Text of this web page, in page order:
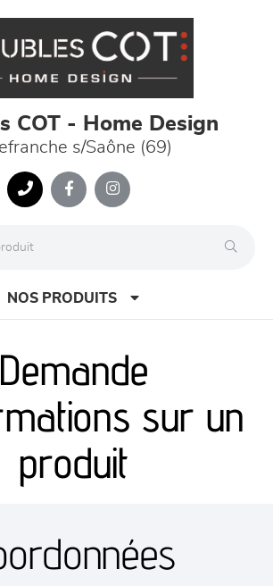
COT - Home Design
s/Saône (69)
NOS PRODUITS
Demande
sur un
produit